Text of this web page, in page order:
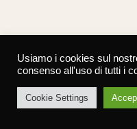
Usiamo i cookies sul
consenso all'uso di tutti i
Cookie Settings